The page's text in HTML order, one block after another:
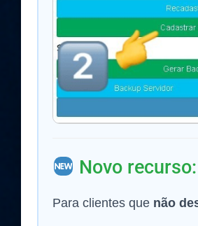
Novo
Para clientes que não